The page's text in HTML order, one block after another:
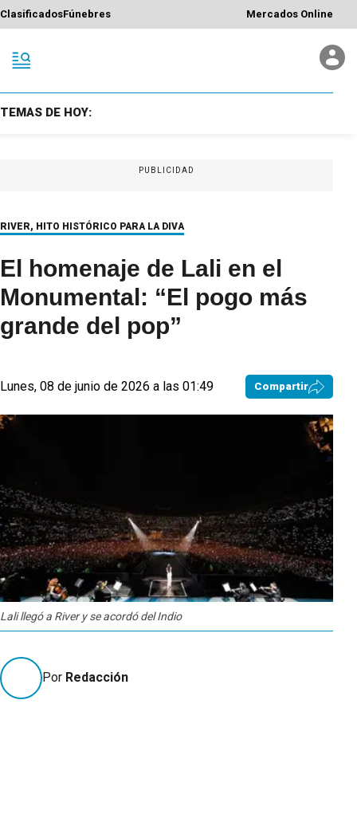
ClasificadosFúnebres Mercados Online
TEMAS DE HOY:
PUBLICIDAD
RIVER, HITO HISTÓRICO PARA LA DIVA
El homenaje de Lali en el
Monumental: “El pogo más
grande del pop”
Lunes, 08 de junio de 2026 a las 01:49 Compartir
Lali llegó a River y se acordó del Indio
Por Redacción